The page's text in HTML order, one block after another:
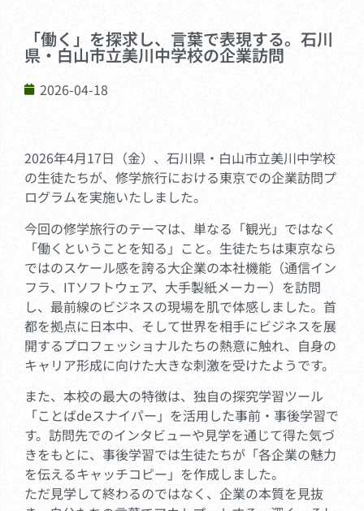
「働く」を探求し、言葉で表現する。石川
県・白山市立美川中学校の企業訪問
2026-04-18
2026年4月17日（金）、石川県・白山市立美川中学校
の生徒たちが、修学旅行における東京での企業訪問プ
ログラムを実施いたしました。
今回の修学旅行のテーマは、単なる「観光」ではなく
「働くということを知る」こと。生徒たちは東京なら
ではのスケール感を誇る大企業の本社機能（通信イン
フラ、ITソフトウェア、大手製紙メーカー）を訪問
し、最前線のビジネスの現場を肌で体感しました。首
都を拠点に日本中、そして世界を相手にビジネスを展
開するプロフェッショナルたちの熱意に触れ、自身の
キャリア形成に向けた大きな刺激を受けたようです。
また、本校の最大の特徴は、独自の探究学習ツール
「ことばdeスナイパー」を活用した事前・事後学習で
す。訪問先でのインタビューや見学を通じて得た気づ
きをもとに、事後学習では生徒たちが「各企業の魅力
を伝えるキャッチコピー」を作成しました。
ただ見学して終わるのではなく、企業の本質を見抜